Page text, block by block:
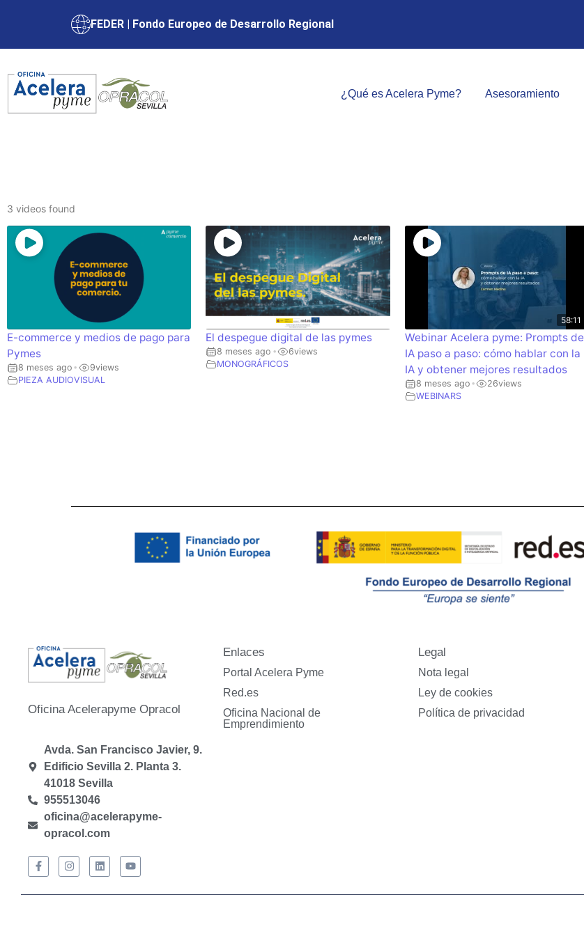
FEDER | Fondo Europeo de Desarrollo Regional
¿Qué es Acelera Pyme? Asesoramiento
3 videos found
E-commerce y medios de pago para
Pymes
8 meses ago • 9views
PIEZA AUDIOVISUAL
El despegue digital de las pymes
8 meses ago • 6views
MONOGRÁFICOS
58:11
Webinar Acelera pyme: Prompts de
IA paso a paso: cómo hablar con la
IA y obtener mejores resultados
8 meses ago • 26views
WEBINARS
Oficina Acelerapyme Opracol
Avda. San Francisco Javier, 9.
Edificio Sevilla 2. Planta 3.
41018 Sevilla
955513046
oficina@acelerapyme-
opracol.com
Enlaces
Portal Acelera Pyme
Red.es
Oficina Nacional de
Emprendimiento
Legal
Nota legal
Ley de cookies
Política de privacidad